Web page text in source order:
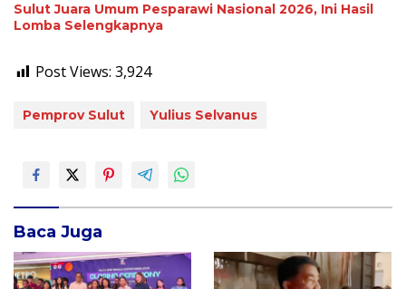
Sulut Juara Umum Pesparawi Nasional 2026, Ini Hasil
Lomba Selengkapnya
Post Views: 3,924
Pemprov Sulut Yulius Selvanus
Baca Juga